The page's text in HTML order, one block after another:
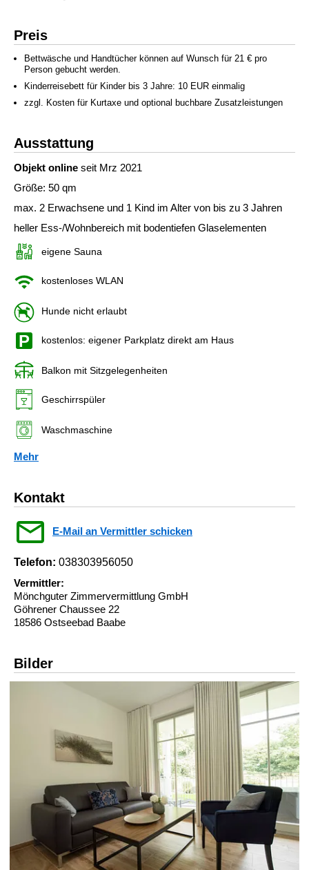
Preis
Bettwäsche und Handtücher können auf Wunsch für 21 € pro
Person gebucht werden.
Kinderreisebett für Kinder bis 3 Jahre: 10 EUR einmalig
zzgl. Kosten für Kurtaxe und optional buchbare Zusatzleistungen
Ausstattung
Objekt online seit Mrz 2021
Größe: 50 qm
max. 2 Erwachsene und 1 Kind im Alter von bis zu 3 Jahren
heller Ess-/Wohnbereich mit bodentiefen Glaselementen
eigene Sauna
kostenloses WLAN
Hunde nicht erlaubt
kostenlos: eigener Parkplatz direkt am Haus
Balkon mit Sitzgelegenheiten
Geschirrspüler
Waschmaschine
Mehr
Kontakt
E-Mail an Vermittler schicken
Telefon: 038303956050
Vermittler:
Mönchguter Zimmervermittlung GmbH
Göhrener Chaussee 22
18586 Ostseebad Baabe
Bilder